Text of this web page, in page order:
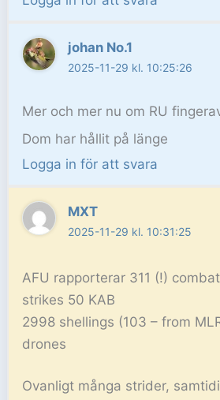
johan No.1
2025-11-29 kl. 10:25:26
Mer och mer nu om RU
Dom har hållit på länge
Logga in för att svara
MXT
2025-11-29 kl. 10:31:25
AFU rapporterar 311 (!)
strikes 50 KAB
2998 shellings (103 – from
drones
Ovanligt många strider,